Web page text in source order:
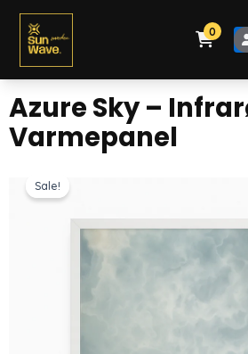
0
Azure Sky –
Varmepanel
Sale!